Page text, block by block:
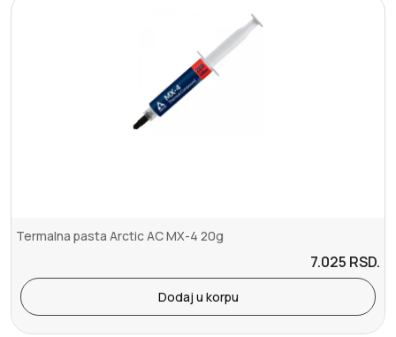
Termalna pasta Arctic AC MX-4 20g
7.025 RSD.
Dodaj u korpu